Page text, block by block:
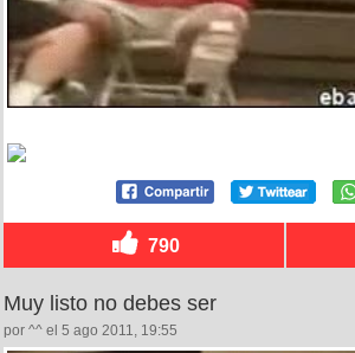
790
Muy listo no debes ser
por ^^ el 5 ago 2011, 19:55